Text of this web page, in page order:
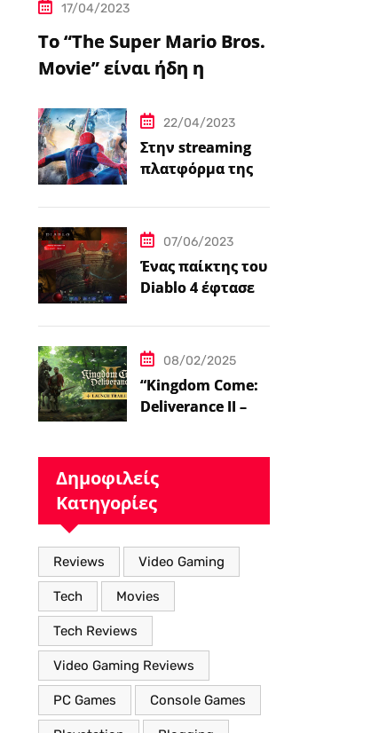
17/04/2023
Το “The Super Mario Bros.
Movie” είναι ήδη η
μεταφορά
βιντεοπαιχνιδιού στον
κινηματογράφο
22/04/2023
Στην streaming
πλατφόρμα της
σήμερα πέντε
ταινίες Spider-
Man
07/06/2023
Ένας παίκτης του
Diablo 4 έφτασε
08/02/2025
“Kingdom Come:
Deliverance II – Η
Κόσμο με Νέα
Βελτιωμένα
Χαρακτηριστικά”
Δημοφιλείς
Κατηγορίες
Reviews Video Gaming
Tech Movies
Tech Reviews
Video Gaming Reviews
PC Games Console Games